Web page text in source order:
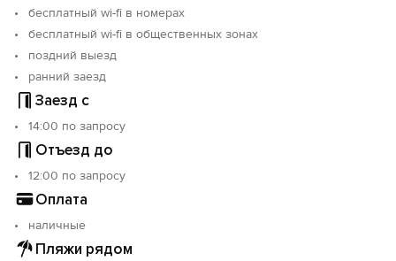
бесплатный wi-fi в номерах
бесплатный wi-fi в общественных зонах
поздний выезд
ранний заезд
Заезд с
14:00 по запросу
Отъезд до
12:00 по запросу
Оплата
наличные
Пляжи рядом